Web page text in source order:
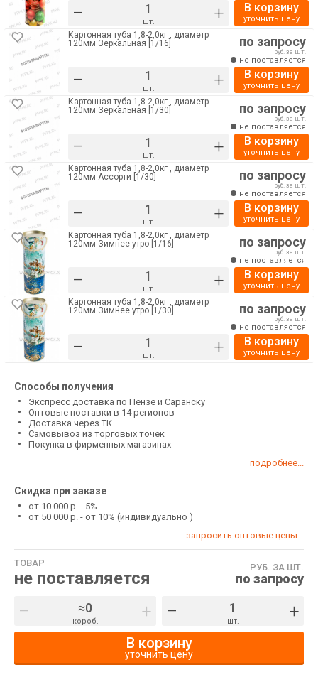
– шт. + В корзину
уточнить цену
Картонная туба 1,8-2,0кг , диаметр
120мм Зеркальная [1/16]
– шт. +
по запросу
руб. за шт.
не поставляется
В корзину
уточнить цену
Картонная туба 1,8-2,0кг , диаметр
120мм Зеркальная [1/30]
– шт. +
по запросу
руб. за шт.
не поставляется
В корзину
уточнить цену
Картонная туба 1,8-2,0кг , диаметр
120мм Ассорти [1/30]
– шт. +
по запросу
руб. за шт.
не поставляется
В корзину
уточнить цену
Картонная туба 1,8-2,0кг , диаметр
120мм Зимнее утро [1/16]
– шт. +
по запросу
руб. за шт.
не поставляется
В корзину
уточнить цену
Картонная туба 1,8-2,0кг , диаметр
120мм Зимнее утро [1/30]
– шт. +
по запросу
руб. за шт.
не поставляется
В корзину
уточнить цену
Способы получения
Экспресс доставка по Пензе и Саранску
Оптовые поставки в 14 регионов
Доставка через ТК
Самовывоз из торговых точек
Покупка в фирменных магазинах
подробнее...
Скидка при заказе
от 10 000 р. - 5%
от 50 000 р. - от 10% (индивидуально )
запросить оптовые цены...
ТОВАР
не поставляется
РУБ. ЗА ШТ.
по запросу
– короб. + – шт. +
В корзину
уточнить цену